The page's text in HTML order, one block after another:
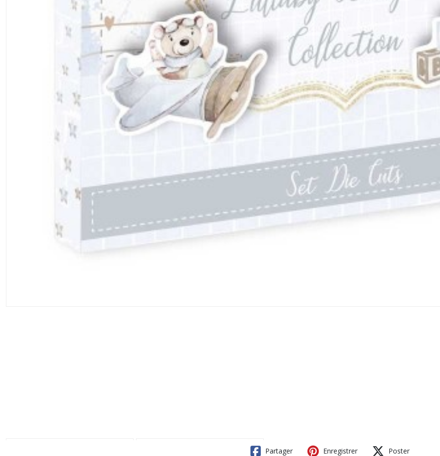
Partager Enregistrer Poster